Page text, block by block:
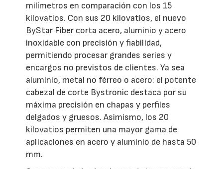
milímetros en comparación con los 15
kilovatios. Con sus 20 kilovatios, el nuevo
ByStar Fiber corta acero, aluminio y acero
inoxidable con precisión y fiabilidad,
permitiendo procesar grandes series y
encargos no previstos de clientes. Ya sea
aluminio, metal no férreo o acero: el potente
cabezal de corte Bystronic destaca por su
máxima precisión en chapas y perfiles
delgados y gruesos. Asimismo, los 20
kilovatios permiten una mayor gama de
aplicaciones en acero y aluminio de hasta 50
mm.